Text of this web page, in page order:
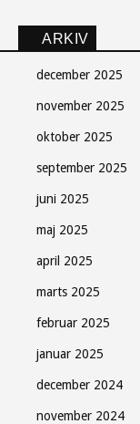
ARKIV
december 2025
november 2025
oktober 2025
september 2025
juni 2025
maj 2025
april 2025
marts 2025
februar 2025
januar 2025
december 2024
november 2024